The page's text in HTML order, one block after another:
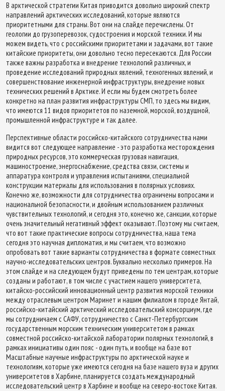
В арктической стратегии Китая приводится довольно широкий спектр
направлений арктических исследований, которые являются
приоритетными для страны. Вот они на слайде перечислены. От
геологии до грузоперевозок, судостроения и морской техники. И мы
можем видеть, что с российскими приоритетами и задачами, вот такие
китайские приоритеты, они довольно тесно пересекаются. Для России
также важны разработка и внедрение технологий различных, и
проведение исследований природных явлений, техногенных явлений, и
совершенствование инженерной инфраструктуры, внедрение новых
технических решений в Арктике. И если мы будем смотреть более
конкретно на план развития инфраструктуры СМП, то здесь мы видим,
что имеются 11 видов приоритетов по наземной, морской, воздушной,
промышленной инфраструктуре и так далее.
Перспективные области российско-китайского сотрудничества нами
видится вот следующее направление - это разработка месторождения
природных ресурсов, это коммерческая грузовая навигация,
машиностроение, энергоснабжение, средства связи, системы и
аппаратура контроля и управления испытаниями, специальной
конструкции материалы для использования в полярных условиях.
Конечно же, возможности для сотрудничества ограничены вопросами и
национальной безопасности, и двойным использованием различных
чувствительных технологий, и сегодня это, конечно же, санкции, которые
очень значительный негативный эффект оказывают. Поэтому мы считаем,
что вот такие практические вопросы сотрудничества, наша тема
сегодня это научная дипломатия, и мы считаем, что возможно
опробовать вот такие варианты сотрудничества в формате совместных
научно-исследовательских центров. Буквально несколько примеров. На
этом слайде и на следующем будут приведены по тем центрам, которые
созданы и работают, в том числе с участием нашего университета,
китайско-российский инновационный центр развития морской техники
между отраслевым центром Маринет и нашим филиалом в городе Янтай,
российско-китайский арктический исследовательский консорциум, где
мы сотрудничаем с САФУ, сотрудничество с Санкт-Петербургским
государственным морским техническим университетом в рамках
совместной российско-китайской лаборатории полярных технологий, в
рамках инициативы один пояс - один путь, и вообще на базе вот
Масштабные научные инфраструктуры по арктической науке и
технологиям, которые уже имеются сегодня на базе нашего вуза и других
университетов в Харбине, планируется создать международный
исследовательский центр в Харбине и вообще на северо-востоке Китая.